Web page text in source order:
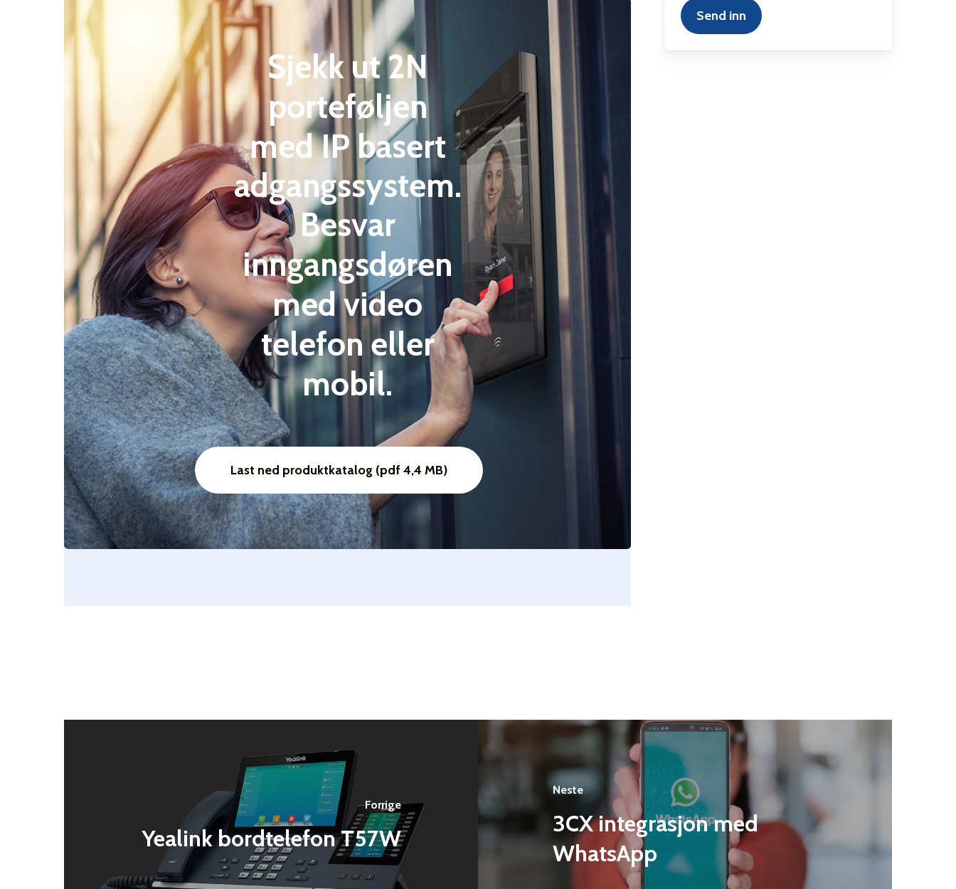
Sjekk ut2N
porteføljen
medIPbasert
adgangssystem.
Besvar
inngangsdøren
medvideo
telefon eller
mobil.
Last ned produktkatalog (pdf 4,4 MB)
Forrige
Yealink bordtelefon T57W
Neste
3CX integrasjon med
WhatsApp